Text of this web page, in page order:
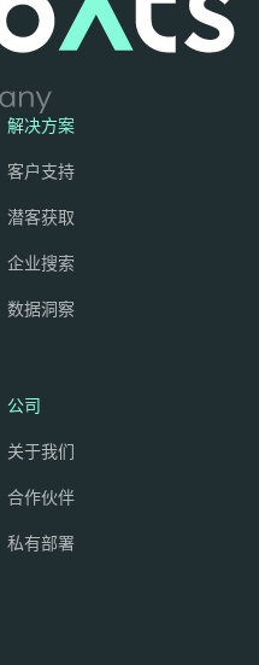
解决方案
客户支持
潜客获取
企业搜索
数据洞察
公司
关于我们
合作伙伴
私有部署